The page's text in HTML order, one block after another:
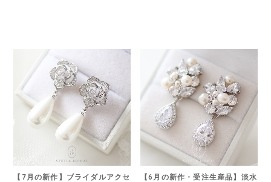
【7月の新作】ブライダルアクセ
【6月の新作・受注生産品】淡水